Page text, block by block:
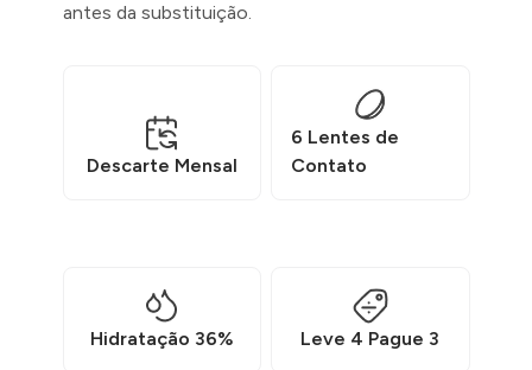
antes da substituição.
Descarte Mensal
6 Lentes de
Contato
Hidratação 36% Leve 4 Pague 3